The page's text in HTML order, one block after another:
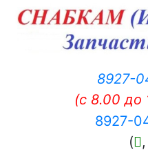
8927-
(c 8.00 до
8927-
(
,